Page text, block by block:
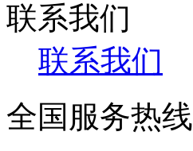
联系我们
联系我们
全国服务热线